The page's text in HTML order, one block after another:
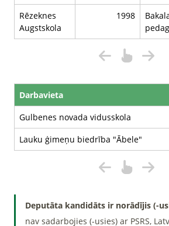
Rēzeknes
Augstskola
1998
Darbavieta
Gulbenes novada vidusskola
Lauku ģimeņu biedrība "Ābele"
Deputāta kandidāts ir norādījis (-
nav sadarbojies (-usies) ar PSRS,